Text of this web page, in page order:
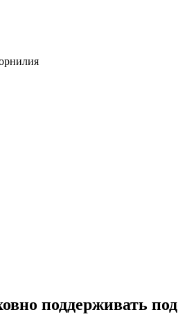
поддерживать